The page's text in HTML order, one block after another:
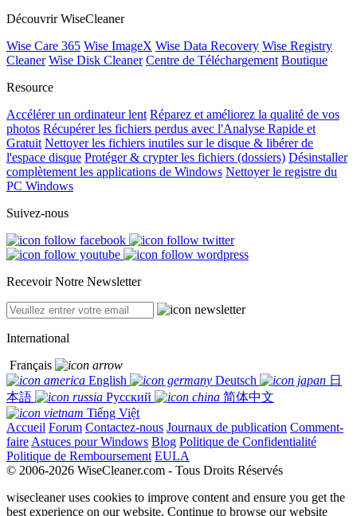
Découvrir WiseCleaner
Wise Care 365 Wise ImageX Wise Data Recovery Wise Registry
Cleaner Wise Disk Cleaner Centre de Téléchargement Boutique
Resource
Accélérer un ordinateur lent Réparez et améliorez la qualité de vos
photos Récupérer les fichiers perdus avec l'Analyse Rapide et
Gratuit Nettoyer les fichiers inutiles sur le disque & libérer de
l'espace disque Protéger & crypter les fichiers (dossiers) Désinstaller
complètement les applications de Windows Nettoyer le registre du
PC Windows
Suivez-nous
Recevoir Notre Newsletter
International
Français
English
Deutsch
日
本語
Русский
简体中文
Tiếng Việt
Accueil Forum Contactez-nous Journaux de publication Comment-
faireAstuces pour Windows Blog Politique de Confidentialité
Politique de Remboursement EULA
© 2006-2026 WiseCleaner.com - Tous Droits Réservés
wisecleaner uses cookies to improve content and ensure you get the
best experience on our website. Continue to browse our website